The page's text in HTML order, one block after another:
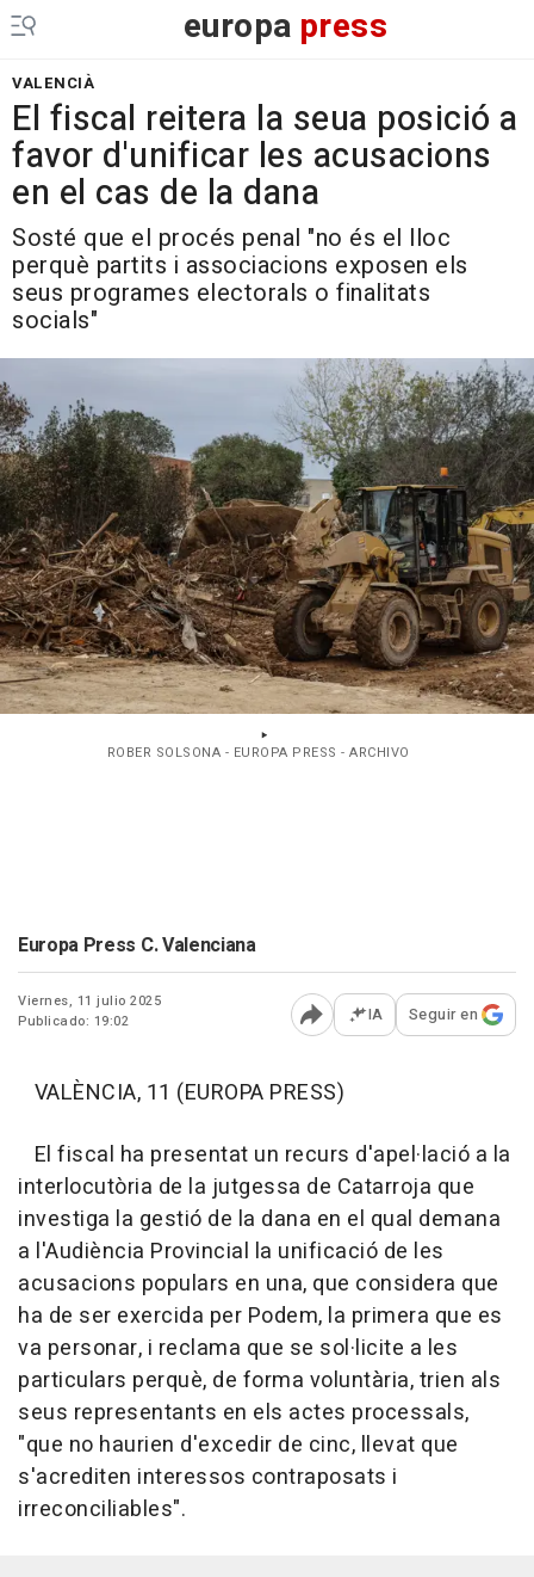
europa press
VALENCIÀ
El fiscal reitera la seua posició a
favor d'unificar les acusacions
en el cas de la dana
Sosté que el procés penal "no és el lloc
perquè partits i associacions exposen els
seus programes electorals o finalitats
socials"
ROBER SOLSONA - EUROPA PRESS - ARCHIVO
Europa Press C. Valenciana
Viernes, 11 julio 2025
Publicado: 19:02
Abrir opciones para
IA Seguir en
VALÈNCIA, 11 (EUROPA PRESS)
El fiscal ha presentat un recurs d'apel·lació a la
interlocutòria de la jutgessa de Catarroja que
investiga la gestió de la dana en el qual demana
a l'Audiència Provincial la unificació de les
acusacions populars en una, que considera que
ha de ser exercida per Podem, la primera que es
va personar, i reclama que se sol·licite a les
particulars perquè, de forma voluntària, trien als
seus representants en els actes processals,
"que no haurien d'excedir de cinc, llevat que
s'acrediten interessos contraposats i
irreconciliables".